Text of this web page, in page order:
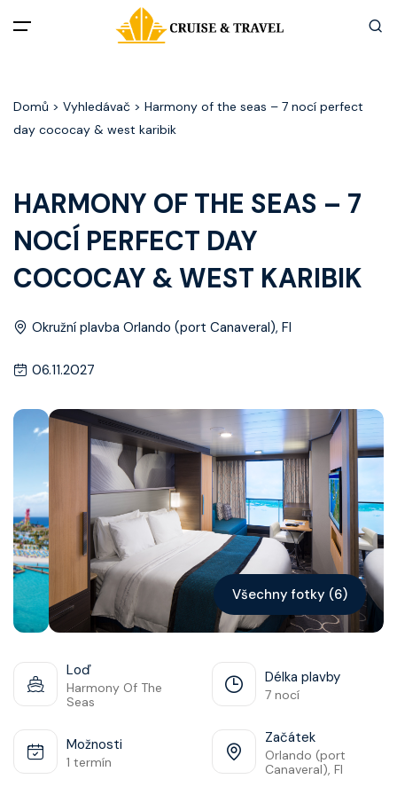
Akční nabídky
Zážitky z plaveb
Užitečné informace
Články
Kontakt
Vyhledat plavbu
Domů > Vyhledávač > Harmony of the seas – 7 nocí perfect
day cococay & west karibik
HARMONY OF THE SEAS – 7
NOCÍ PERFECT DAY
COCOCAY & WEST KARIBIK
Okružní plavba Orlando (port Canaveral), Fl
06.11.2027
Všechny fotky (6)
Loď
Harmony Of The
Seas
Délka plavby
7 nocí
Možnosti
1 termín
Začátek
Orlando (port
Canaveral), Fl